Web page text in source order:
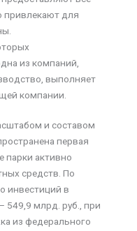
привлекают для
из компаний,
выполняет
компании.
и составом
первая
парки активно
средств. По
инвестиций в
549,9 млрд. руб., при
из федерального